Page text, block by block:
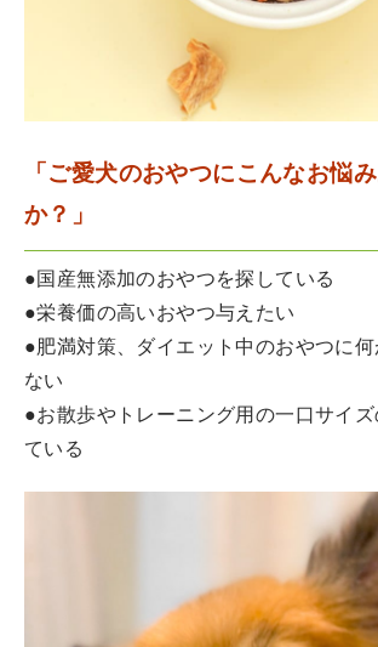
「ご愛犬のおやつにこんなお悩
か？」
●国産無添加のおやつを探している
●栄養価の高いおやつ与えたい
●肥満対策、ダイエット中のおやつに
ない
●お散歩やトレーニング用の一口サイ
ている